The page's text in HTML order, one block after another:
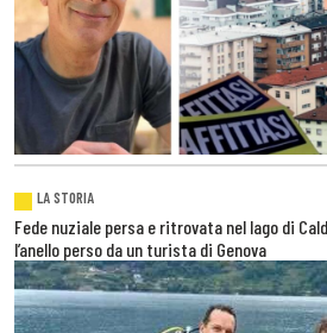
LA STORIA
Fede nuziale persa e ritrovata nel lago di
l’anello perso da un turista di Genova